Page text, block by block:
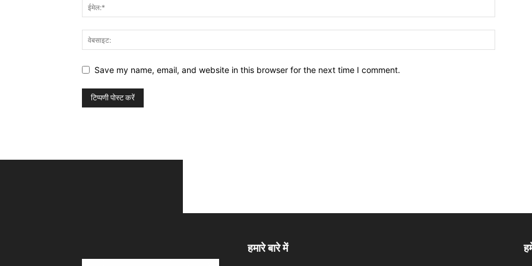
Save my name, email, and website in this browser for the next time I comment.
हमारे बारे में